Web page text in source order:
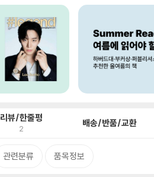
리뷰/한줄평
2 배송/반품/교환
관련분류 품목정보